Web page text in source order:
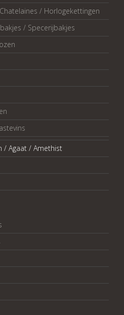
/ Horlogekettingen
/ Specerijbakjes
/ Agaat / Amethist